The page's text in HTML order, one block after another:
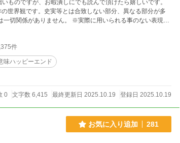
ものですが、お暇潰しにでも読んで頂けたら嬉しいです。
切関係がありません。 ※実際に用いられる事のない表現や
つまったり進行となっております。 ※上記同理由で、予告
たりしますが、生暖かくお許しいただければ幸いです。 ※
気を付けていますが、もし大ボケしてたらお許しくださ
ば適宜修正等していきます…御迷惑おかけしますが、お許
件
味ハッピーエンド
0 文字数 6,415 最終更新日 2025.10.19 登録日 2025.10.19
お気に入り追加 281